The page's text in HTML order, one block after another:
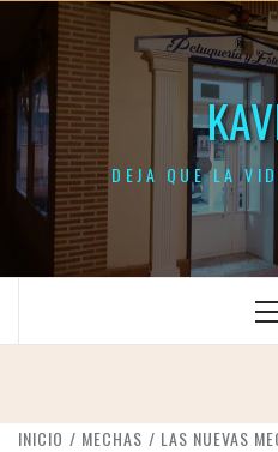
contenido
DEJA QUE LA
INICIO MECHAS
LAS NUEVAS